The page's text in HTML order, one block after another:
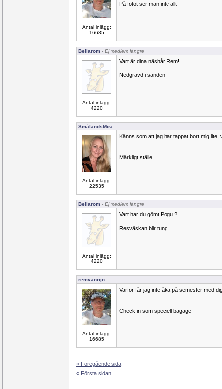
Antal inlägg:
16685
På fotot ser man inte allt
Bellarom - Ej medlem längre
Antal inlägg:
4220
Vart är dina näshår Rem!
Nedgrävd i sanden
SmålandsMira
Antal inlägg:
22535
Känns som att jag har tappat bort mig lite,
Märkligt ställe
Bellarom - Ej medlem längre
Antal inlägg:
4220
Vart har du gömt Pogu ?
Resväskan blir tung
remvanrijn
Antal inlägg:
16685
Varför får jag inte åka på semester med
Check in som speciell bagage
« Föregående sida
« Första sidan